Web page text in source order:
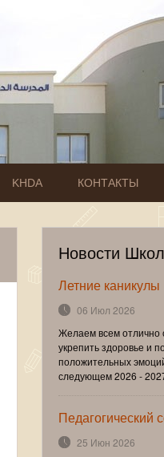
KHDA КОНТАКТЫ
Новости
Летние каникулы
06 Июл 2026
Желаем всем отлично
укрепить здоровье и
положительных
следующем 2026 -
Педагогический
25 Июн 2026